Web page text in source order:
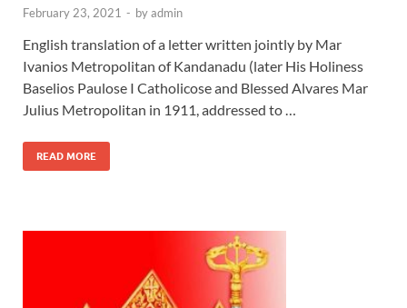
February 23, 2021 - byadmin
English translation of a letter written jointly by Mar
Ivanios Metropolitan of Kandanadu (later His Holiness
Baselios Paulose I Catholicose and Blessed Alvares Mar
Julius Metropolitan in 1911, addressed to …
READ MORE